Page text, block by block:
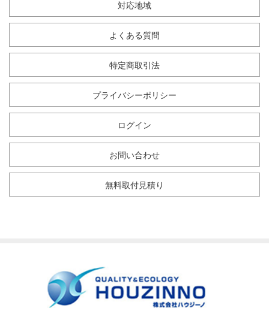
対応地域
よくある質問
特定商取引法
プライバシーポリシー
ログイン
お問い合わせ
無料取付見積り